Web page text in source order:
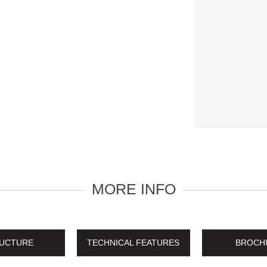
MORE INFO
TECHNICAL FEATURES